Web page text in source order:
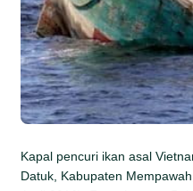
Kapal pencuri ikan asal
Datuk, Kabupaten